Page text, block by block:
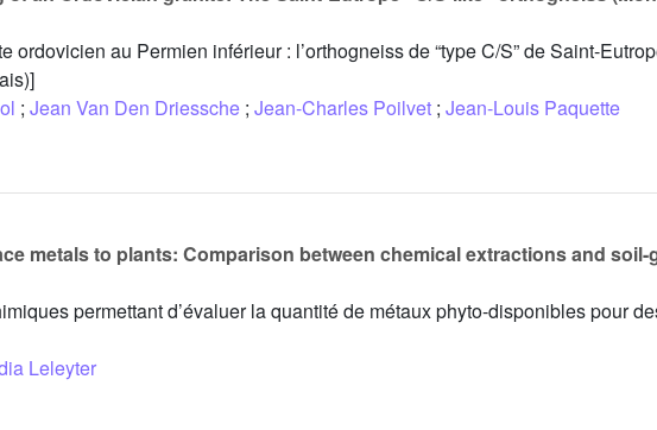
ordovicien au Permien inférieur : l’orthogneiss de “type C/S” de Saint-
; Jean Van Den Driessche ; Jean-Charles Poilvet ; Jean-Louis Paquette
metals to plants: Comparison between chemical extractions and soil-
permettant d’évaluer la quantité de métaux phyto-disponibles pour
Leleyter